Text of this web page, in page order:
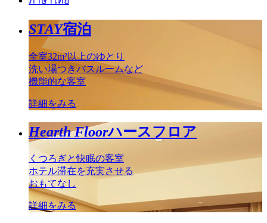
STAY宿泊
全室32m²以上のゆとり
洗い場つきバスルームなど
機能的な客室
詳細をみる
Hearth Floorハースフロア
くつろぎと快眠の客室
ホテル滞在を充実させる
おもてなし
詳細をみる